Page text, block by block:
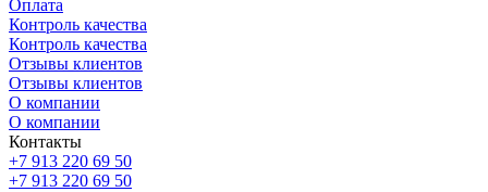
Оплата
Контроль качества
Контроль качества
Отзывы клиентов
Отзывы клиентов
О компании
О компании
Контакты
+7 913 220 69 50
+7 913 220 69 50